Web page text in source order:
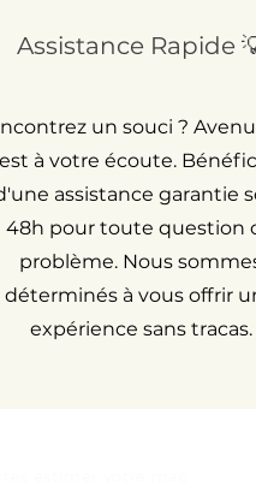
Assistance Rapide
un souci ?
est à votre écoute.
assistance garantie
48h pour toute question
problème. Nous
déterminés à vous offrir
expérience sans tracas.